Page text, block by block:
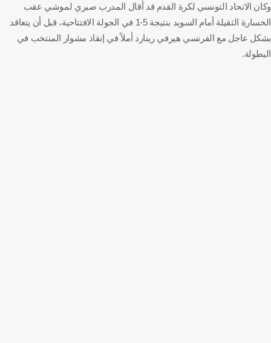
وكان الاتحاد التونسي لكرة القدم قد أقال المدرب صبري لموشي عقب
الخسارة الثقيلة أمام السويد بنتيجة 5-1 في الجولة الافتتاحية، قبل أن يتعاقد
بشكل عاجل مع الفرنسي هيرفي رينارد أملاً في إنقاذ مشوار المنتخب في
البطولة.